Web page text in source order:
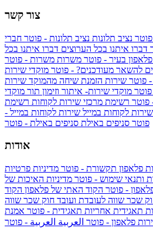
צור קשר
נציב תלונות נציב תלונות - פוטר חברי
דברו איתנו בכל הערוצים דברו איתנו בכל
פלאפון בעיר - פוטר משרות משרות - פוטר
להשאר מעודכנים? - פוטר מוקדי שירות
- פוטר שירות הזמנת שיחה מהמוקד שירות
מוקדי שירות- איתור וזימון תור מוקדי
פוטר רשימת מרכזי שירות לקוחות רשימת
שירות לקוחות במייל שירות לקוחות במייל -
פוטר סניפים באילת סניפים באילת - פוטר
אודות
פלאפון תקשורת - פוטר מדיניות פרטיות
ותנאי שימוש - פוטר מדיניות האיכות של
- פוטר הקוד האתי של פלאפון הקוד
שכר שווה לעובדת ועובד חוק שכר שווה
תאגידית אחריות תאגידית - פוטר אמנת
פלאפון - פוטר العربية العربية - פוטר